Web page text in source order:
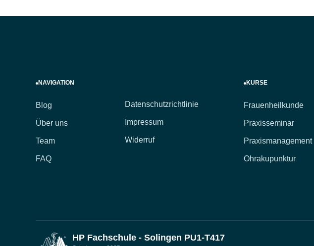
NAVIGATION
Blog
Über uns
Team
FAQ
Datenschutzrichtlinie
Impressum
Widerruf
KURSE
Frauenheilkunde
Praxisseminar
Praxismanagement
Ohrakupunktur
HP Fachschule - Solingen PU1-T417